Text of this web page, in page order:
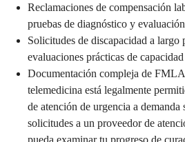
Reclamaciones de compensación
pruebas de diagnóstico y
Solicitudes de discapacidad a largo
evaluaciones prácticas de
Documentación compleja de
telemedicina está legalmente
de atención de urgencia a demanda
solicitudes a un proveedor de
pueda examinar tu progreso de